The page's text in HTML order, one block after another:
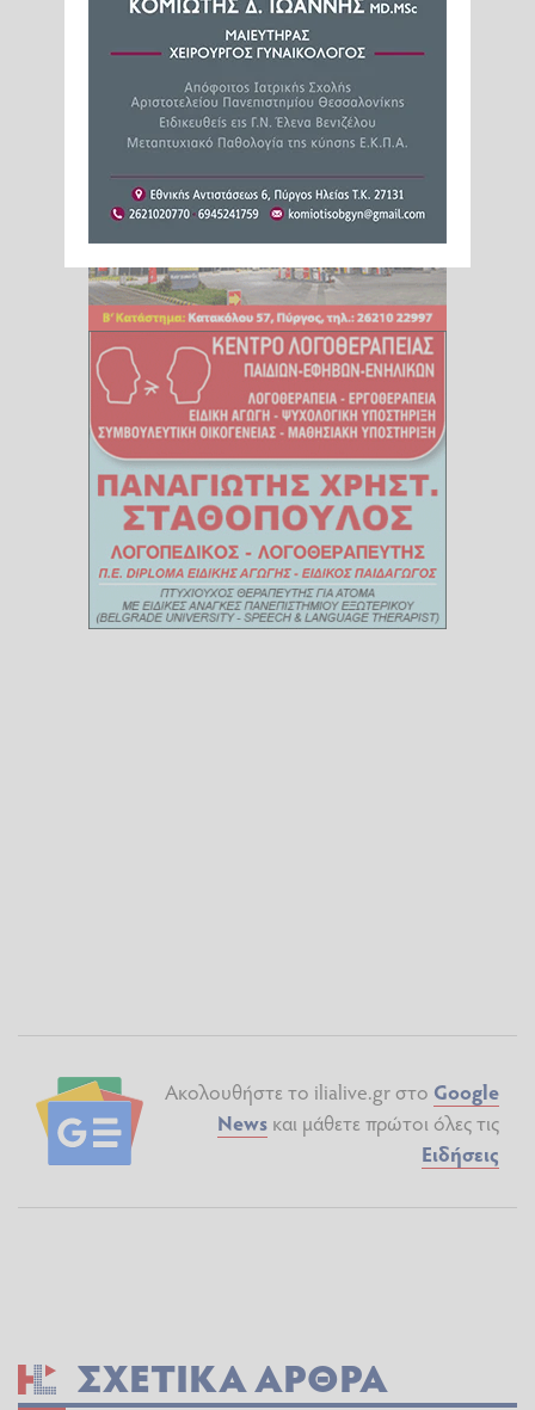
Ακολουθήστε το ilialive.gr στο Google
News και μάθετε πρώτοι όλες τις
Ειδήσεις
ΣΧΕΤΙΚΆ ΆΡΘΡΑ